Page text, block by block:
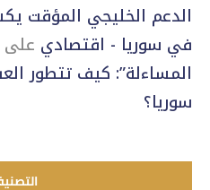
الدعم الخليجي المؤقت
في سوريا - اقتصادي على
المساءلة”: كيف تتطور
سوريا؟